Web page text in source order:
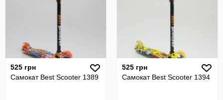
525 грн
Самокат Best Scooter 1389
525 грн
Самокат Best Scooter 1394